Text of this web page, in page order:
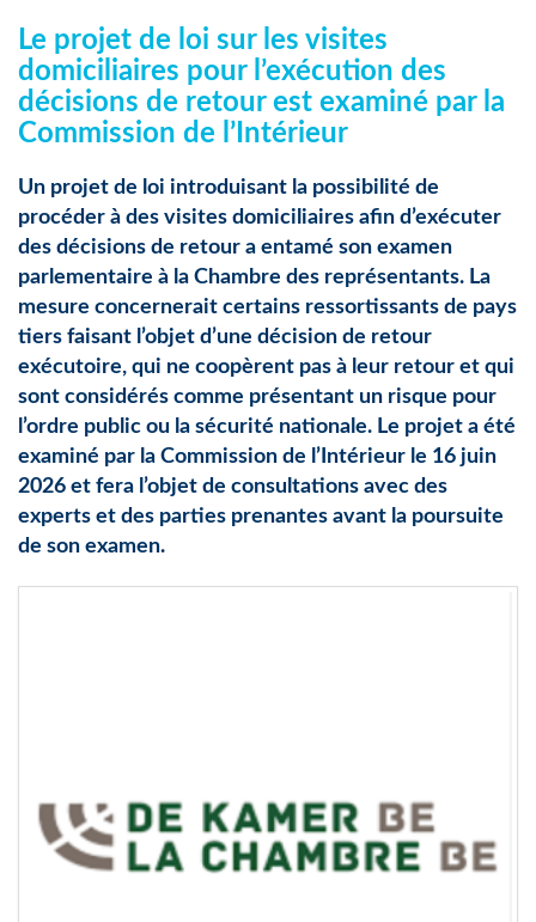
Le projet de loi sur les visites
domiciliaires pour l’exécution des
décisions de retour est examiné par la
Commission de l’Intérieur
Un projet de loi introduisant la possibilité de
procéder à des visites domiciliaires afin d’exécuter
des décisions de retour a entamé son examen
parlementaire à la Chambre des représentants. La
mesure concernerait certains ressortissants de pays
tiers faisant l’objet d’une décision de retour
exécutoire, qui ne coopèrent pas à leur retour et qui
sont considérés comme présentant un risque pour
l’ordre public ou la sécurité nationale. Le projet a été
examiné par la Commission de l’Intérieur le 16 juin
2026 et fera l’objet de consultations avec des
experts et des parties prenantes avant la poursuite
de son examen.